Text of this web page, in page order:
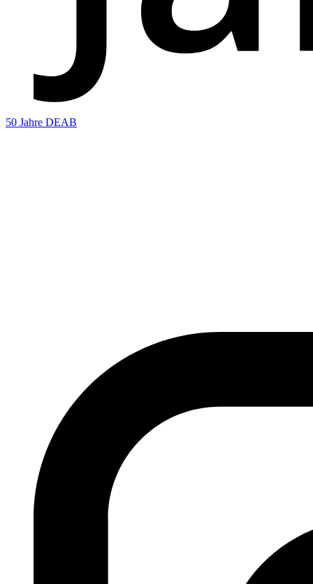
50 Jahre DEAB